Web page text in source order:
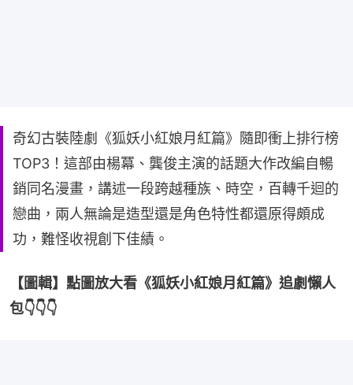
奇幻古裝陸劇《狐妖小紅娘月紅篇》隨即衝上排行榜
TOP3！這部由楊冪、龔俊主演的話題大作改編自暢
銷同名漫畫，講述一段跨越種族、時空，百轉千迴的
戀曲，兩人無論是造型還是角色特性都還原得頗成
功，難怪收視創下佳績。
【圖輯】點圖放大看《狐妖小紅娘月紅篇》追劇懶人
包👇👇👇